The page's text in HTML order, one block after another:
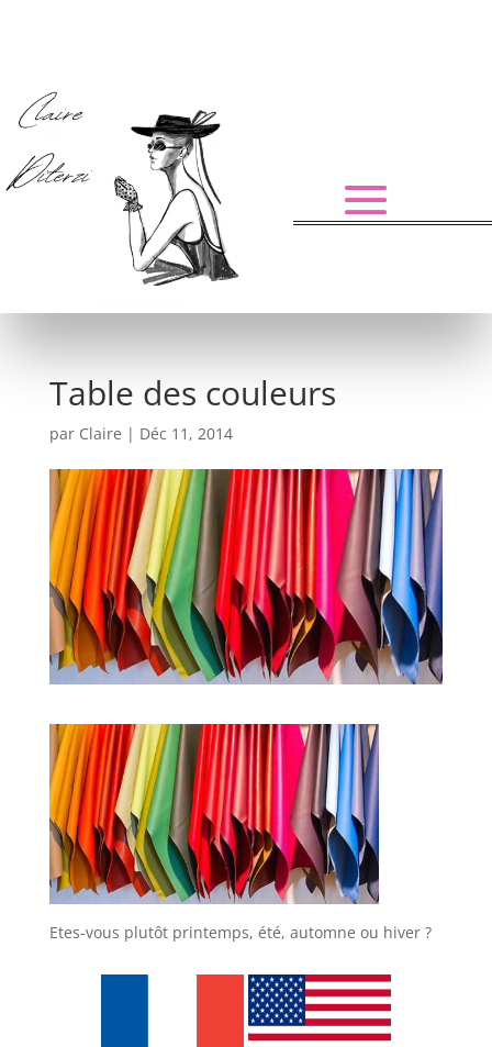
Table des couleurs
par Claire | Déc 11, 2014
Etes-vous plutôt printemps, été, automne ou hiver ?